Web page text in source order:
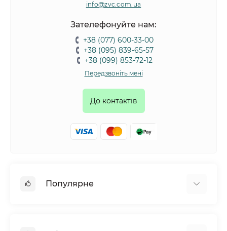
info@zvc.com.ua
Зателефонуйте нам:
+38 (077) 600-33-00
+38 (095) 839-65-57
+38 (099) 853-72-12
Передзвоніть мені
До контактів
Популярне